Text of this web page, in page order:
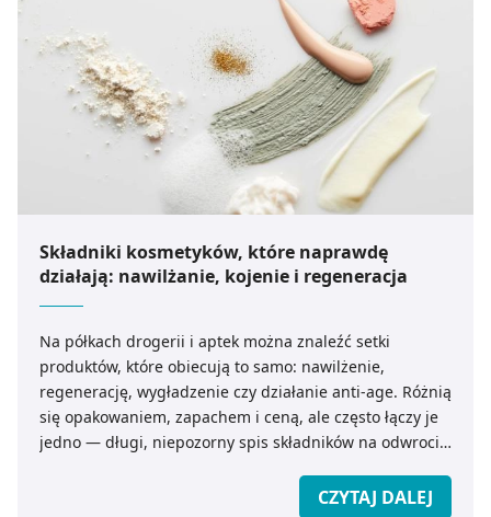
Składniki kosmetyków, które naprawdę
działają: nawilżanie, kojenie i regeneracja
Na półkach drogerii i aptek można znaleźć setki
produktów, które obiecują to samo: nawilżenie,
regenerację, wygładzenie czy działanie anti-age. Różnią
się opakowaniem, zapachem i ceną, ale często łączy je
jedno — długi, niepozorny spis składników na odwrocie
Cosmetic Ingredients). To właśnie tam kryje się prawda
CZYTAJ DALEJ